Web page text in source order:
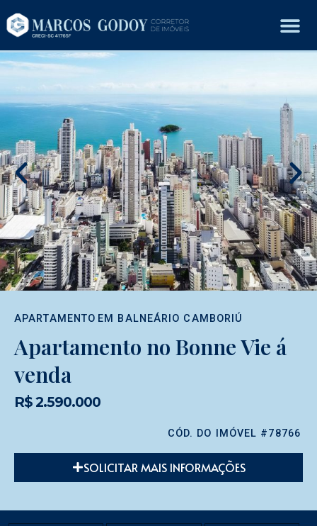
APARTAMENTO EM BALNEÁRIO CAMBORIÚ
Apartamento no Bonne Vie á
venda
R$ 2.590.000
CÓD. DO IMÓVEL #78766
SOLICITAR MAIS INFORMAÇÕES